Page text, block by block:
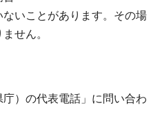
いことがあります。その場
せん。
庁）の代表電話」に問い合わ